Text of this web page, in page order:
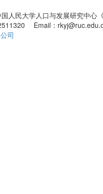
人民大学人口与发展研究中
Email：
司